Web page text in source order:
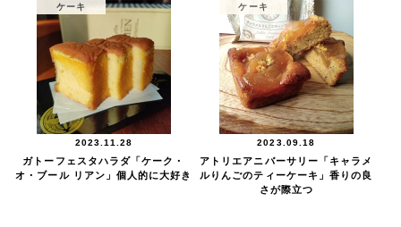
ケーキ
2023.11.28
ガトーフェスタハラダ「ケーク・
オ・ブール リアン」個人的に大好き
ケーキ
2023.09.18
アトリエアニバーサリー「キャラメ
ルりんごのティーケーキ」香りの良
さが際立つ